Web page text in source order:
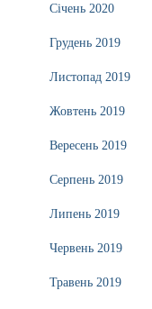
Січень 2020
Грудень 2019
Листопад 2019
Жовтень 2019
Вересень 2019
Серпень 2019
Липень 2019
Червень 2019
Травень 2019